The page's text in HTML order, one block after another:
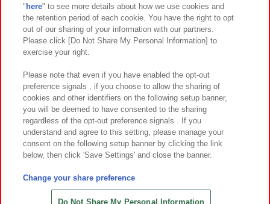
関連会社 サステナビリティ サイトポリシー
プライバシーポリシー ウェブアクセシビリティ方針と検証結果
お取引先さまとともに
カスタマーハラスメント対応方針 よくあるご質問・お問い合わせ
©Bandai Namco Amusement Inc.
©Bandai Namco Amusement Lab Inc.
©HANAYASHIKI Co., Ltd. All Rights Reserved.
" here" to see more details about how we use cookies and
the retention period of each cookie. You have the right to opt
out of our sharing of your information with our partners.
Please click [Do Not Share My Personal Information] to
exercise your right.
Please note that even if you have enabled the opt-out
preference signals , if you choose to allow the sharing of
cookies and other identifiers on the following setup banner,
you will be deemed to have consented to the sharing
regardless of the opt-out preference signals . If you
understand and agree to this setting, please manage your
consent on the following setup banner by clicking the link
below, then click 'Save Settings' and close the banner.
Change your share preference
Do Not Share My Personal Information